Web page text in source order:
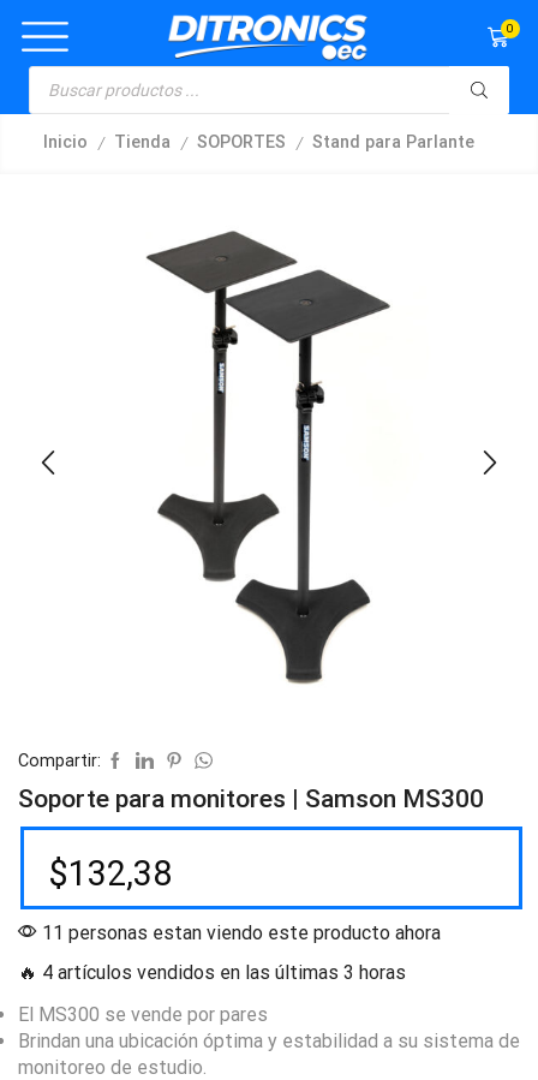
0
Inicio / Tienda / SOPORTES / Stand para Parlante
Compartir:
Soporte para monitores | Samson MS300
$132,38
11 personas estan viendo este producto ahora
🔥 4 artículos vendidos en las últimas 3 horas
El MS300 se vende por pares
Brindan una ubicación óptima y estabilidad a su sistema de
monitoreo de estudio.